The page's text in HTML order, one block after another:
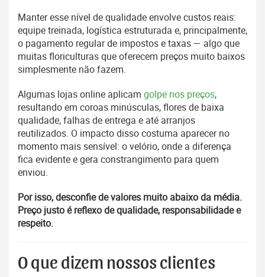
Manter esse nível de qualidade envolve custos reais:
equipe treinada, logística estruturada e, principalmente,
o pagamento regular de impostos e taxas — algo que
muitas floriculturas que oferecem preços muito baixos
simplesmente não fazem.
Algumas lojas online aplicam golpe nos preços,
resultando em coroas minúsculas, flores de baixa
qualidade, falhas de entrega e até arranjos
reutilizados. O impacto disso costuma aparecer no
momento mais sensível: o velório, onde a diferença
fica evidente e gera constrangimento para quem
enviou.
Por isso, desconfie de valores muito abaixo da média.
Preço justo é reflexo de qualidade, responsabilidade e
respeito.
O que dizem nossos clientes